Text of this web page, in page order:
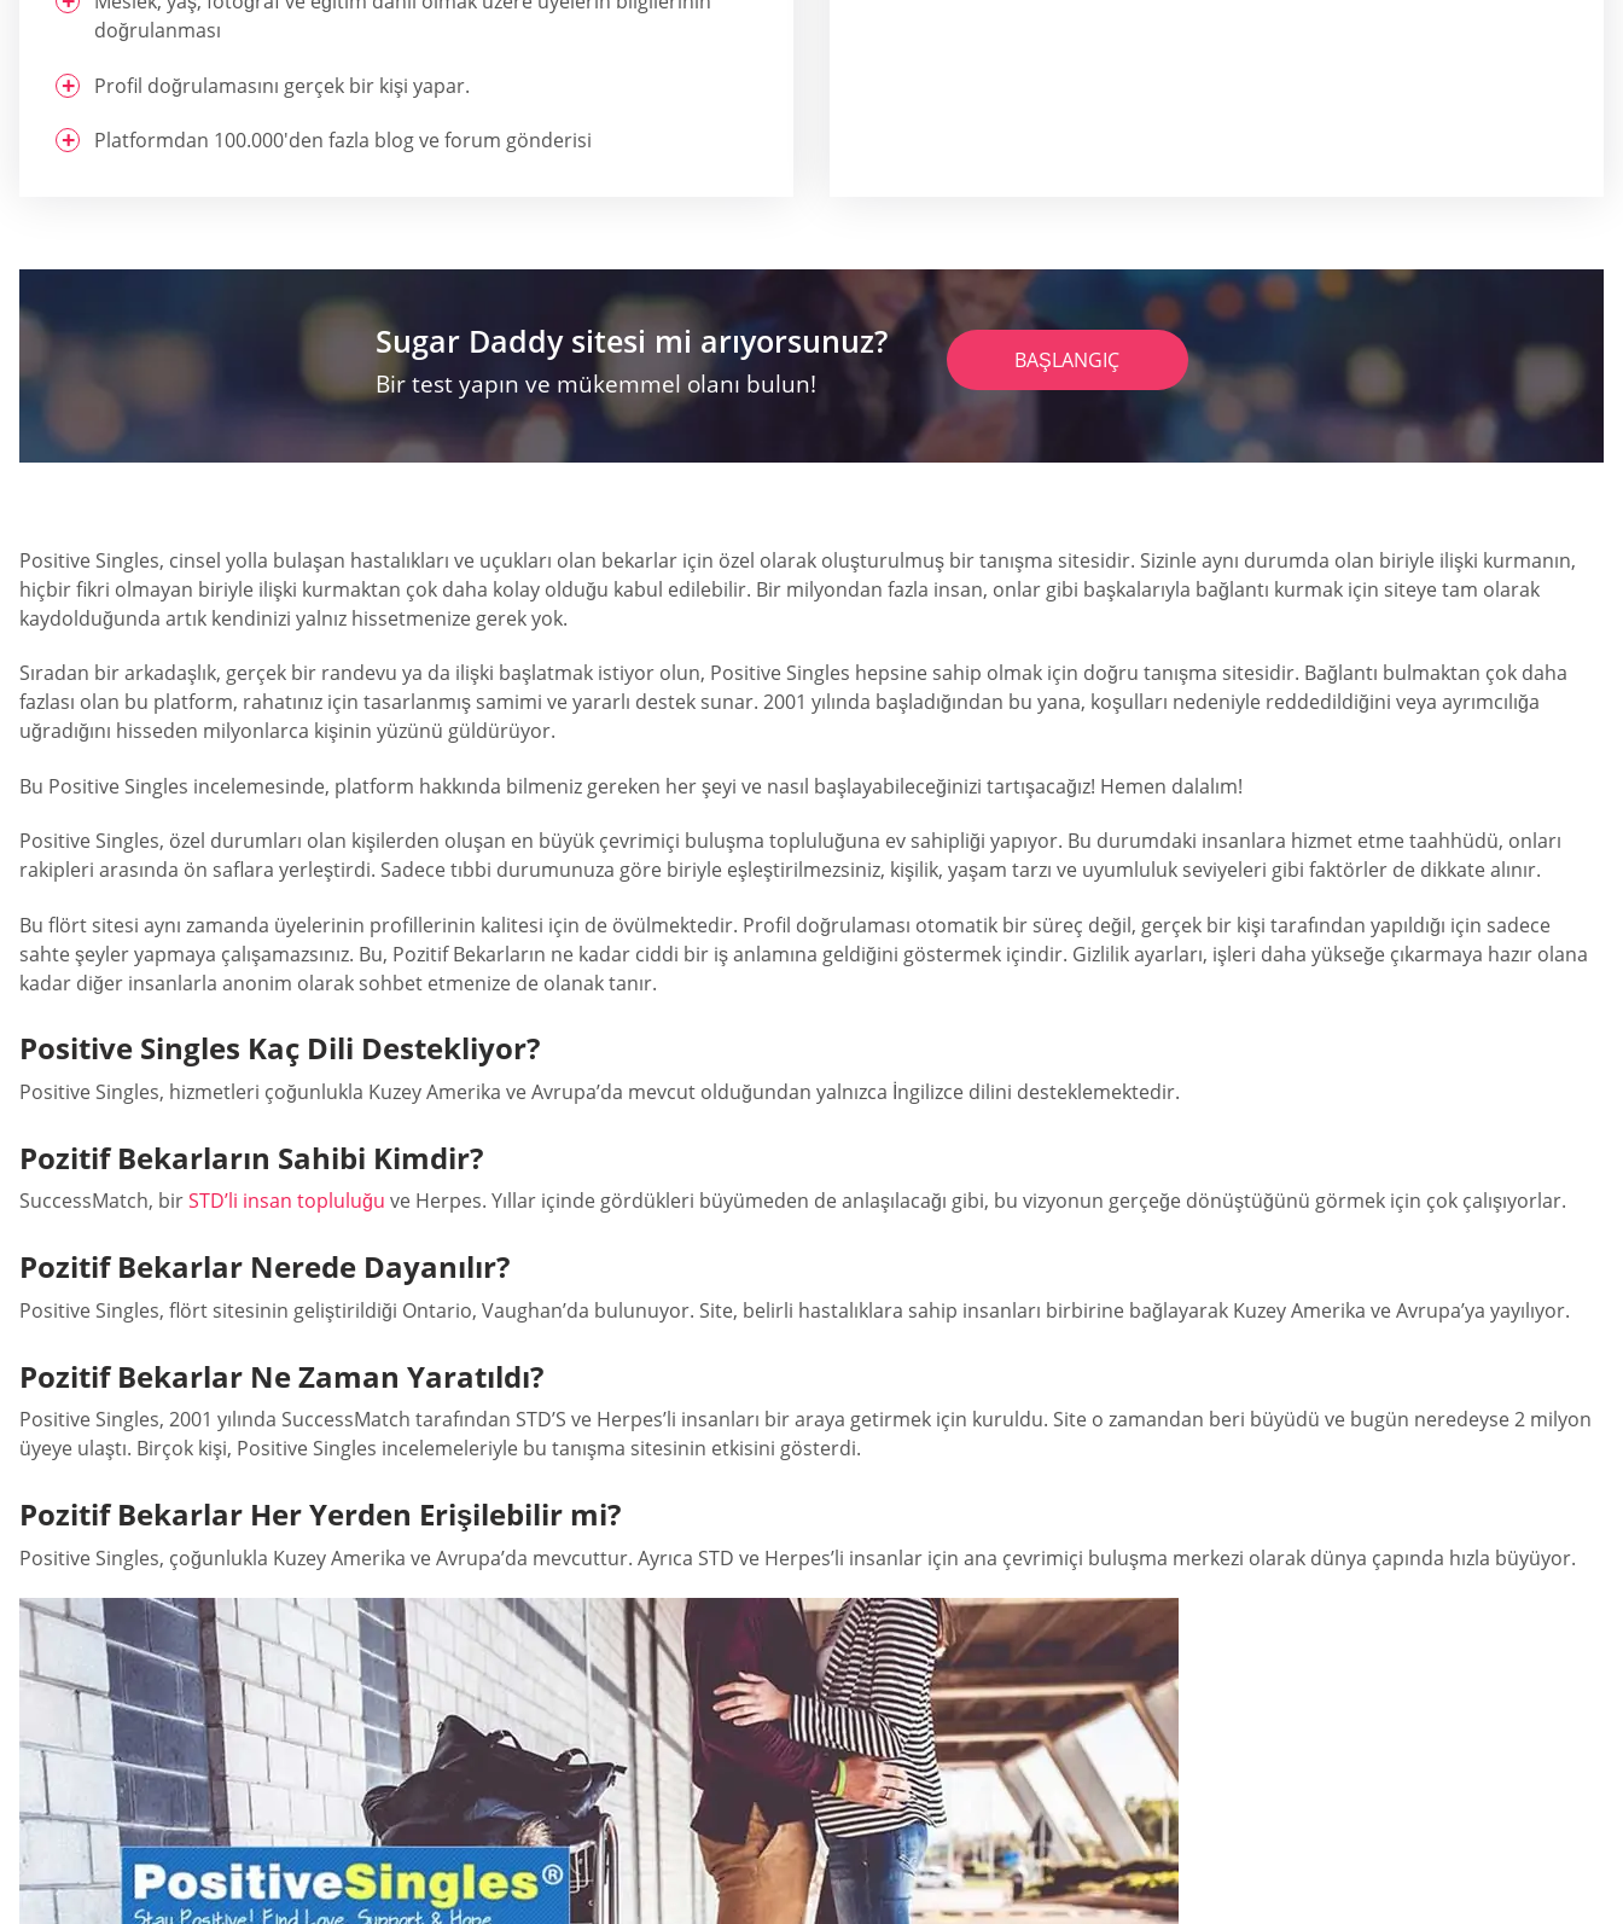
doğrulanması
Profil doğrulamasını gerçek bir kişi yapar.
Platformdan 100.000'den fazla blog ve forum gönderisi
Sugar Daddy sitesi mi arıyorsunuz?
Bir test yapın ve mükemmel olanı bulun!
BAŞLANGIÇ
Positive Singles, cinsel yolla bulaşan hastalıkları ve uçukları olan bekarlar için özel olarak oluşturulmuş bir tanışma sitesidir. Sizinle aynı durumda olan biriyle ilişki kurmanın,
hiçbir fikri olmayan biriyle ilişki kurmaktan çok daha kolay olduğu kabul edilebilir. Bir milyondan fazla insan, onlar gibi başkalarıyla bağlantı kurmak için siteye tam olarak
kaydolduğunda artık kendinizi yalnız hissetmenize gerek yok.
Sıradan bir arkadaşlık, gerçek bir randevu ya da ilişki başlatmak istiyor olun, Positive Singles hepsine sahip olmak için doğru tanışma sitesidir. Bağlantı bulmaktan çok daha
fazlası olan bu platform, rahatınız için tasarlanmış samimi ve yararlı destek sunar. 2001 yılında başladığından bu yana, koşulları nedeniyle reddedildiğini veya ayrımcılığa
uğradığını hisseden milyonlarca kişinin yüzünü güldürüyor.
Bu Positive Singles incelemesinde, platform hakkında bilmeniz gereken her şeyi ve nasıl başlayabileceğinizi tartışacağız! Hemen dalalım!
Positive Singles, özel durumları olan kişilerden oluşan en büyük çevrimiçi buluşma topluluğuna ev sahipliği yapıyor. Bu durumdaki insanlara hizmet etme taahhüdü, onları
rakipleri arasında ön saflara yerleştirdi. Sadece tıbbi durumunuza göre biriyle eşleştirilmezsiniz, kişilik, yaşam tarzı ve uyumluluk seviyeleri gibi faktörler de dikkate alınır.
Bu flört sitesi aynı zamanda üyelerinin profillerinin kalitesi için de övülmektedir. Profil doğrulaması otomatik bir süreç değil, gerçek bir kişi tarafından yapıldığı için sadece
sahte şeyler yapmaya çalışamazsınız. Bu, Pozitif Bekarların ne kadar ciddi bir iş anlamına geldiğini göstermek içindir. Gizlilik ayarları, işleri daha yükseğe çıkarmaya hazır olana
kadar diğer insanlarla anonim olarak sohbet etmenize de olanak tanır.
Positive Singles Kaç Dili Destekliyor?
Positive Singles, hizmetleri çoğunlukla Kuzey Amerika ve Avrupa’da mevcut olduğundan yalnızca İngilizce dilini desteklemektedir.
Pozitif Bekarların Sahibi Kimdir?
SuccessMatch, birSTD’li insan topluluğu ve Herpes. Yıllar içinde gördükleri büyümeden de anlaşılacağı gibi, bu vizyonun gerçeğe dönüştüğünü görmek için çok çalışıyorlar.
Pozitif Bekarlar Nerede Dayanılır?
Positive Singles, flört sitesinin geliştirildiği Ontario, Vaughan’da bulunuyor. Site, belirli hastalıklara sahip insanları birbirine bağlayarak Kuzey Amerika ve Avrupa’ya yayılıyor.
Pozitif Bekarlar Ne Zaman Yaratıldı?
Positive Singles, 2001 yılında SuccessMatch tarafından STD’S ve Herpes’li insanları bir araya getirmek için kuruldu. Site o zamandan beri büyüdü ve bugün neredeyse 2 milyon
üyeye ulaştı. Birçok kişi, Positive Singles incelemeleriyle bu tanışma sitesinin etkisini gösterdi.
Pozitif Bekarlar Her Yerden Erişilebilir mi?
Positive Singles, çoğunlukla Kuzey Amerika ve Avrupa’da mevcuttur. Ayrıca STD ve Herpes’li insanlar için ana çevrimiçi buluşma merkezi olarak dünya çapında hızla büyüyor.